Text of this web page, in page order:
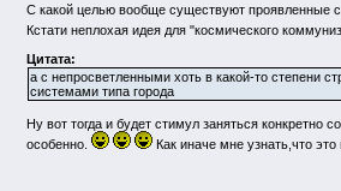
С какой целью вообще существуют проявленные
Кстати неплохая идея для "космического
Цитата:
а с непросветленными хоть в какой-то степени
системами типа города
Ну вот тогда и будет стимул заняться конкретно
особенно.
Как иначе мне узнать,что это